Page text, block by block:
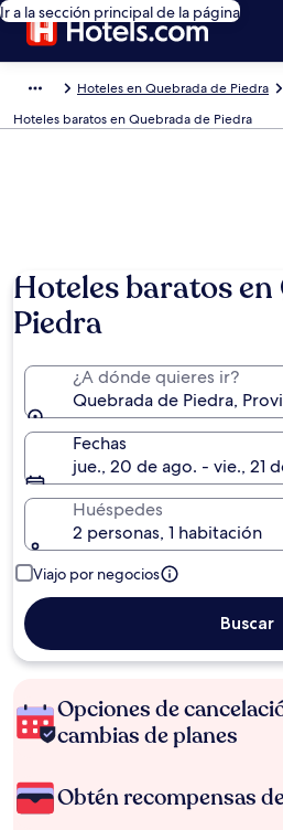
Ir a la sección principal de la página
Hoteles en Quebrada de Piedra
Hoteles baratos en Quebrada de Piedra
Hoteles baratos en
Piedra
¿A dónde quieres ir?
Quebrada de Piedra,
Fechas
jue., 20 de ago. - vie., 21
Huéspedes
2 personas, 1 habitación
Viajo por negocios
Buscar
Opciones de
cambias de planes
Obtén recompensas